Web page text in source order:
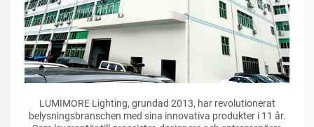
LUMIMORE Lighting, grundad 2013, har revolutionerat
belysningsbranschen med sina innovativa produkter i 11 år.